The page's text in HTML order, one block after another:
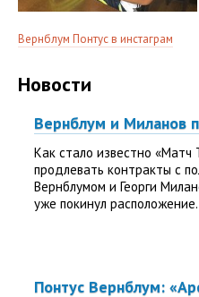
Вернблум Понтус в инстаграм
Новости
Вернблум и Миланов
Как стало известно
продлевать контракты с
Вернблумом и Георги
уже покинул
Понтус Вернблум: